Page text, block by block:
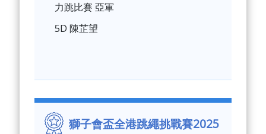
力跳比賽 亞軍
5D 陳芷望
獅子會盃全港跳繩挑戰賽2025